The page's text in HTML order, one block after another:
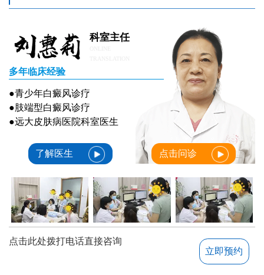
科室主任
多年临床经验
●青少年白癜风诊疗
●肢端型白癜风诊疗
●远大皮肤病医院科室医生
了解医生 点击问诊
点击此处拨打电话直接咨询
立即预约